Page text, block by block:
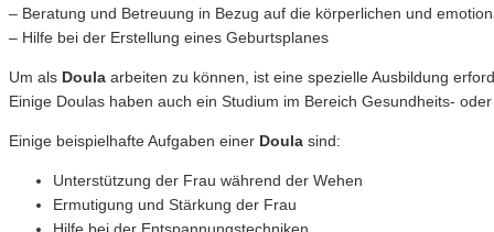
– Beratung und Betreuung in Bezug auf die körperlichen und
– Hilfe bei der Erstellung eines Geburtsplanes
Um als Doula arbeiten zu können, ist eine spezielle Ausbildung
Einige Doulas haben auch ein Studium im Bereich Gesundheits-
Einige beispielhafte Aufgaben einer Doula sind:
Unterstützung der Frau während der Wehen
Ermutigung und Stärkung der Frau